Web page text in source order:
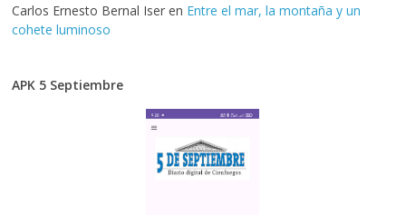
Carlos Ernesto Bernal Iser en Entre el mar, la montaña y un
cohete luminoso
APK 5 Septiembre